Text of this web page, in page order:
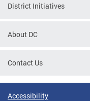
District Initiatives
About DC
Contact Us
Accessibility